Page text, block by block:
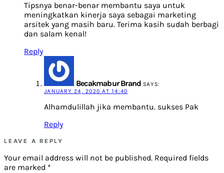
Tipsnya benar-benar membantu saya untuk
meningkatkan kinerja saya sebagai marketing
arsitek yang masih baru. Terima kasih sudah berbagi
dan salam kenal!
Reply
Becakmabur Brand SAYS:
JANUARY 24, 2020 AT 14:40
Alhamdulillah jika membantu. sukses Pak
Reply
LEAVE A REPLY
Your email address will not be published. Required fields
are marked *